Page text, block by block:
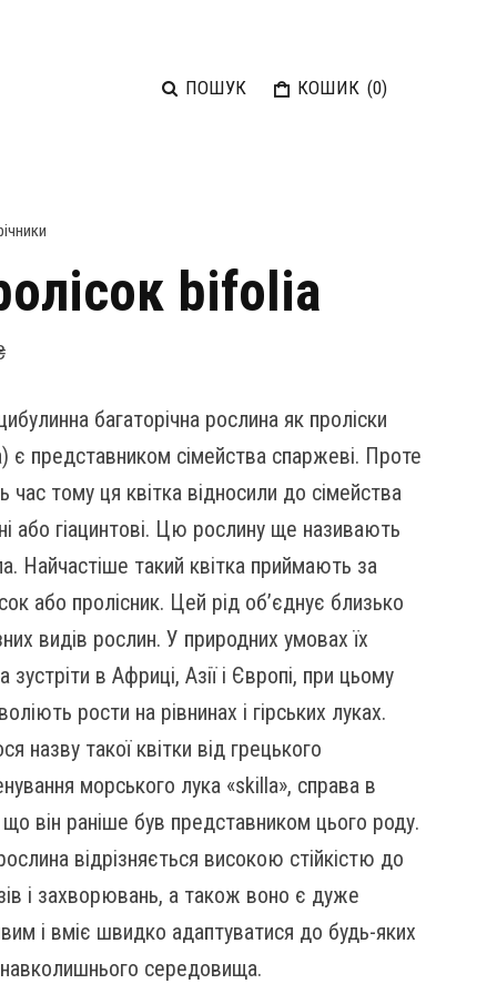
ПОШУК КОШИК (0)
bifolia
багаторічна рослина як проліски
є представником сімейства спаржеві. Проте
час тому ця квітка відносили до сімейства
або гіацинтові. Цю рослину ще називають
Найчастіше такий квітка приймають за
або пролісник. Цей рід об’єднує близько
видів рослин. У природних умовах їх
зустріти в Африці, Азії і Європі, при цьому
рости на рівнинах і гірських луках.
назву такої квітки від грецького
морського лука «skilla», справа в
він раніше був представником цього роду.
відрізняється високою стійкістю до
і захворювань, а також воно є дуже
і вміє швидко адаптуватися до будь-яких
середовища.